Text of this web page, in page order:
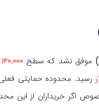
موفق نشد که سطح
رسید.محدوده حمایتی
خریداران از این